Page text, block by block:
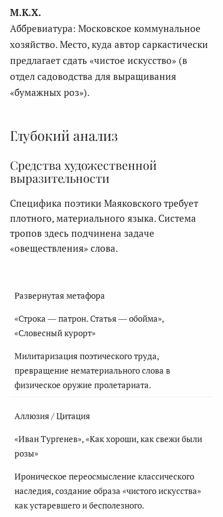
М.К.Х.
Аббревиатура: Московское коммунальное
хозяйство. Место, куда автор саркастически
предлагает сдать «чистое искусство» (в
отдел садоводства для выращивания
«бумажных роз»).
Глубокий анализ
Средства художественной
выразительности
Специфика поэтики Маяковского требует
плотного, материального языка. Система
тропов здесь подчинена задаче
«овеществления» слова.
Развернутая метафора
«Строка — патрон. Статья — обойма»,
«Словесный курорт»
Милитаризация поэтического труда,
превращение нематериального слова в
физическое оружие пролетариата.
Аллюзия / Цитация
«Иван Тургенев», «Как хороши, как свежи были
розы»
Ироническое переосмысление классического
наследия, создание образа «чистого искусства»
как устаревшего и бесполезного.